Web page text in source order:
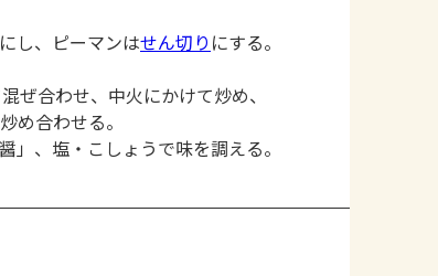
にし、ピーマンはせん切り にする。
ぜ合わせ、中火にかけて炒め、
め合わせる。
」、塩・こしょうで味を調える。